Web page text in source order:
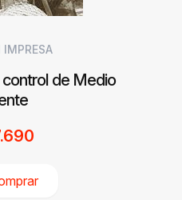
IMPRESA
control de Medio